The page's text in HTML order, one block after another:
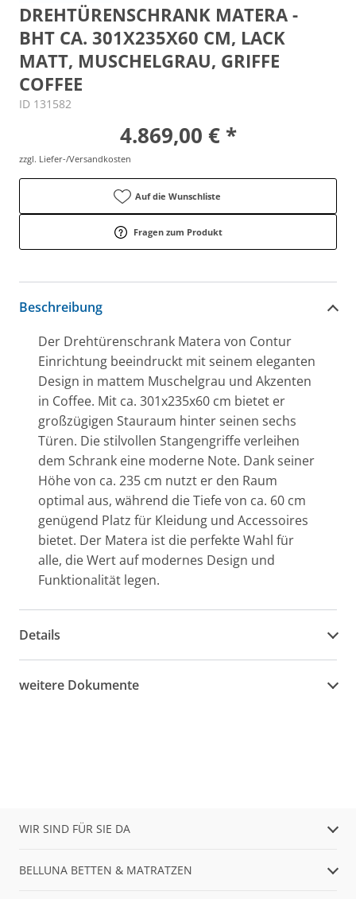
DREHTÜRENSCHRANK MATERA -
BHT CA. 301X235X60 CM, LACK
MATT, MUSCHELGRAU, GRIFFE
COFFEE
ID 131582
4.869,00 € *
zzgl. Liefer-/Versandkosten
Auf die Wunschliste
Fragen zum Produkt
Beschreibung
Der Drehtürenschrank Matera von Contur
Einrichtung beeindruckt mit seinem eleganten
Design in mattem Muschelgrau und Akzenten
in Coffee. Mit ca. 301x235x60 cm bietet er
großzügigen Stauraum hinter seinen sechs
Türen. Die stilvollen Stangengriffe verleihen
dem Schrank eine moderne Note. Dank seiner
Höhe von ca. 235 cm nutzt er den Raum
optimal aus, während die Tiefe von ca. 60 cm
genügend Platz für Kleidung und Accessoires
bietet. Der Matera ist die perfekte Wahl für
alle, die Wert auf modernes Design und
Funktionalität legen.
Details
weitere Dokumente
WIR SIND FÜR SIE DA
BELLUNA BETTEN & MATRATZEN